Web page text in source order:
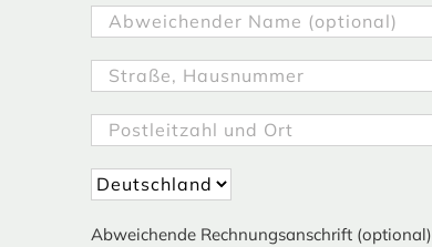
Abweichende Rechnungsanschrift (optional)